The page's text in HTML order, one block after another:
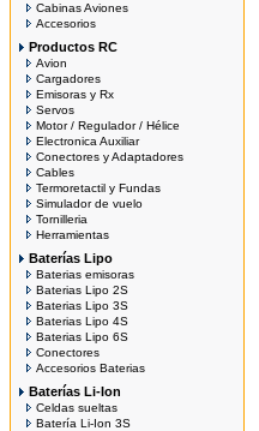
Cabinas Aviones
Accesorios
Productos RC
Avion
Cargadores
Emisoras y Rx
Servos
Motor / Regulador / Hélice
Electronica Auxiliar
Conectores y Adaptadores
Cables
Termoretactil y Fundas
Simulador de vuelo
Tornilleria
Herramientas
Baterías Lipo
Baterias emisoras
Baterias Lipo 2S
Baterias Lipo 3S
Baterias Lipo 4S
Baterias Lipo 6S
Conectores
Accesorios Baterias
Baterías Li-Ion
Celdas sueltas
Batería Li-Ion 3S